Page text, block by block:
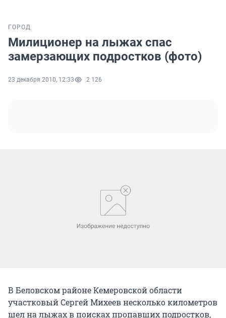
ГОРОД
Милиционер на лыжах спас
замерзающих подростков (фото)
23 декабря 2010, 12:33 2 126
В Беловском районе Кемеровской области
участковый Сергей Михеев несколько километров
шел на лыжах в поисках пропавших подростков,